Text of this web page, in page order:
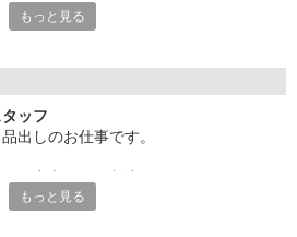
や先輩スタッフがしっかり
さい！
幅広く活躍中！！◆
もっと見る
ッフ
出しのお仕事です。
もっと見る